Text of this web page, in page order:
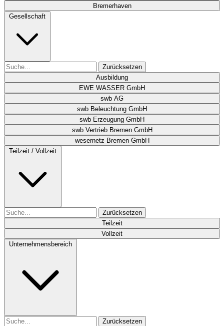
Bremerhaven
Gesellschaft
Zurücksetzen
Ausbildung
EWE WASSER GmbH
swb AG
swb Beleuchtung GmbH
swb Erzeugung GmbH
swb Vertrieb Bremen GmbH
wesernetz Bremen GmbH
Teilzeit / Vollzeit
Zurücksetzen
Teilzeit
Vollzeit
Unternehmensbereich
Zurücksetzen